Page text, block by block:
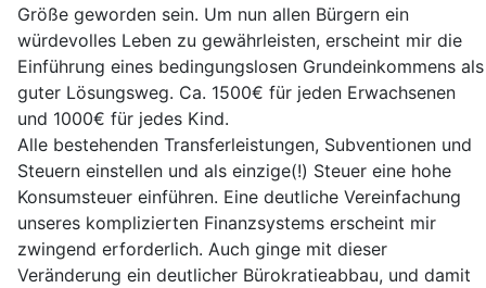
Größe geworden sein. Um nun allen Bürgern ein
würdevolles Leben zu gewährleisten, erscheint mir die
Einführung eines bedingungslosen Grundeinkommens als
guter Lösungsweg. Ca. 1500€ für jeden Erwachsenen
und 1000€ für jedes Kind.
Alle bestehenden Transferleistungen, Subventionen und
Steuern einstellen und als einzige(!) Steuer eine hohe
Konsumsteuer einführen. Eine deutliche Vereinfachung
unseres komplizierten Finanzsystems erscheint mir
zwingend erforderlich. Auch ginge mit dieser
Veränderung ein deutlicher Bürokratieabbau, und damit